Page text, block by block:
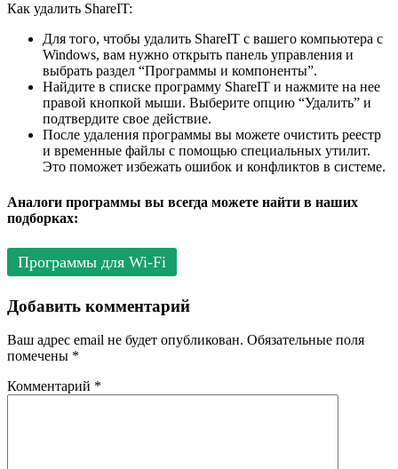
Как удалить ShareIT:
Для того, чтобы удалить ShareIT с вашего компьютера с
Windows, вам нужно открыть панель управления и
выбрать раздел “Программы и компоненты”.
Найдите в списке программу ShareIT и нажмите на нее
правой кнопкой мыши. Выберите опцию “Удалить” и
подтвердите свое действие.
После удаления программы вы можете очистить реестр
и временные файлы с помощью специальных утилит.
Это поможет избежать ошибок и конфликтов в системе.
Аналоги программы вы всегда можете найти в наших
подборках:
Программы для Wi-Fi
Добавить комментарий
Ваш адрес email не будет опубликован. Обязательные поля
помечены *
Комментарий *